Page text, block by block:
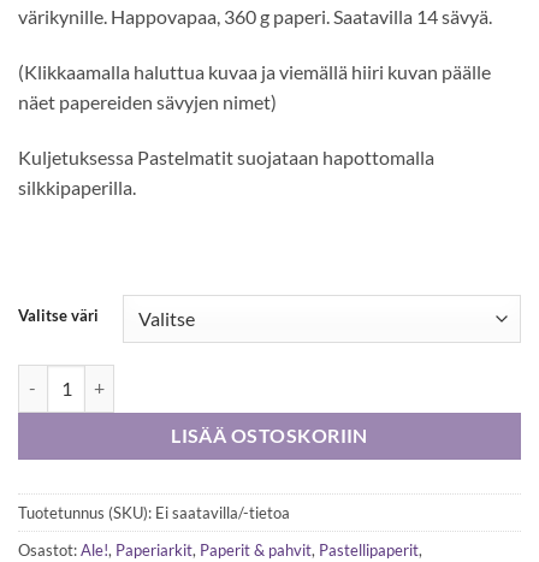
värikynille. Happovapaa, 360 g paperi. Saatavilla 14 sävyä.
(Klikkaamalla haluttua kuvaa ja viemällä hiiri kuvan päälle
näet papereiden sävyjen nimet)
Kuljetuksessa Pastelmatit suojataan hapottomalla
silkkipaperilla.
Valitse väri
LISÄÄ OSTOSKORIIN
Tuotetunnus (SKU): Ei saatavilla/-tietoa
Osastot:Ale!, Paperiarkit, Paperit & pahvit, Pastellipaperit,